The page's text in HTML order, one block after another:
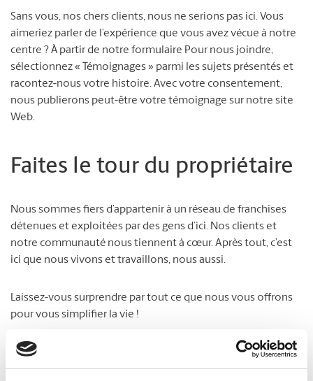
Sans vous, nos chers clients, nous ne serions pas ici. Vous
aimeriez parler de l’expérience que vous avez vécue à notre
centre ? À partir de notre formulaire Pour nous joindre,
sélectionnez « Témoignages » parmi les sujets présentés et
racontez-nous votre histoire. Avec votre consentement,
nous publierons peut-être votre témoignage sur notre site
Web.
Faites le tour du propriétaire
Nous sommes fiers d’appartenir à un réseau de franchises
détenues et exploitées par des gens d’ici. Nos clients et
notre communauté nous tiennent à cœur. Après tout, c’est
ici que nous vivons et travaillons, nous aussi.
Laissez-vous surprendre par tout ce que nous vous offrons
pour vous simplifier la vie !